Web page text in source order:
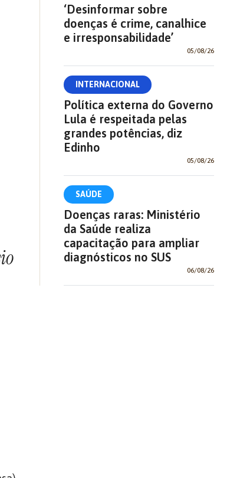
‘Desinformar sobre
doenças é crime, canalhice
e irresponsabilidade’
05/08/26
INTERNACIONAL
Política externa do Governo
Lula é respeitada pelas
grandes potências, diz
Edinho
05/08/26
SAÚDE
Doenças raras: Ministério
da Saúde realiza
capacitação para ampliar
diagnósticos no SUS
06/08/26